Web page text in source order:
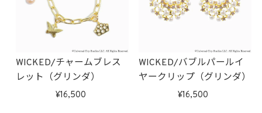
WICKED/チャームブレス
レット（グリンダ）
16,500
WICKED/バブルパールイ
ヤークリップ（グリンダ）
16,500